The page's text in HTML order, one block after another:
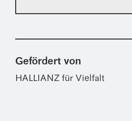
Gefördert von
HALLIANZ für Vielfalt